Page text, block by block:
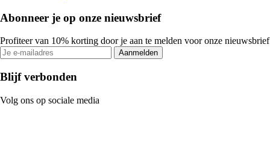
Abonneer je op onze nieuwsbrief
Profiteer van 10% korting door je aan te melden voor onze nieuwsbrief
Aanmelden
Blijf verbonden
Volg ons op sociale media